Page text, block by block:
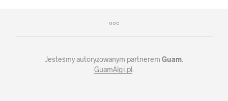
Jesteśmy autoryzowanym partnerem Guam.
GuamAlgi.pl .